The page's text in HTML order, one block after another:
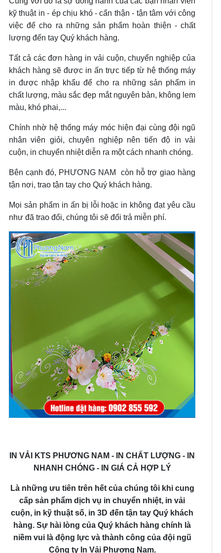
kỹ thuật in - ép chịu khó - cẩn thận - tận tâm với công
việc để cho ra những sản phẩm hoàn thiện - chất
lượng đến tay Quý khách hàng.
Tất cả các đơn hàng in vải cuộn, chuyển nghiệp của
khách hàng sẽ được in ấn trực tiếp từ hệ thống máy
in được nhập khẩu để cho ra những sản phẩm in
chất lượng, màu sắc đẹp mắt nguyên bản, không lem
màu, khó phai,...
Chính nhờ hệ thống máy móc hiện đại cùng đội ngũ
nhân viên giỏi, chuyên nghiệp nên tiến độ in vải
cuộn, in chuyển nhiệt diễn ra một cách nhanh chóng.
Bên cạnh đó, PHƯƠNG NAM còn hỗ trợ giao hàng
tận nơi, trao tận tay cho Quý khách hàng.
Mọi sản phẩm in ấn bị lỗi hoặc in không đạt yêu cầu
như đã trao đổi, chúng tôi sẽ đổi trả miễn phí.
IN VẢI KTS PHƯƠNG NAM - IN CHẤT LƯỢNG - IN
NHANH CHÓNG - IN GIÁ CẢ HỢP LÝ
Là những ưu tiên trên hết của chúng tôi khi cung
cấp sản phẩm dịch vụ in chuyển nhiệt, in vải
cuộn, in kỹ thuật số, in 3D đến tận tay Quý khách
hàng. Sự hài lòng của Quý khách hàng chính là
niềm vui là động lực và thành công của đội ngũ
Công ty In Vải Phương Nam.